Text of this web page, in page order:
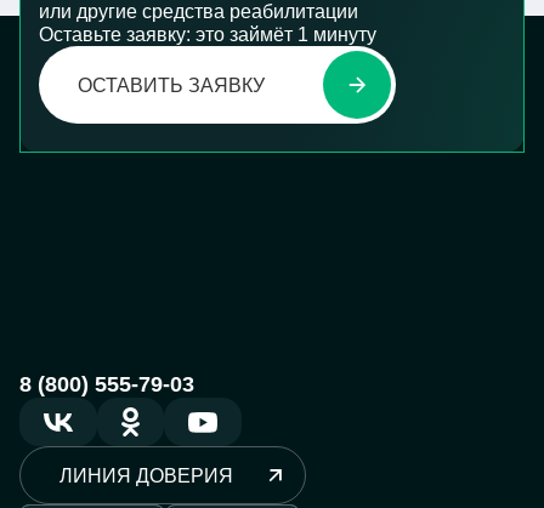
поступает к вам после изготовления
протеза.
В тех случаях, когда отсутствует
возможность воспользоваться первым
и вторым способом, можно рассмотреть
или другие средства реабилитации
Оставьте заявку: это займёт 1 минуту
ОСТАВИТЬ ЗАЯВКУ
8 (800) 555-79-03
ЛИНИЯ ДОВЕРИЯ